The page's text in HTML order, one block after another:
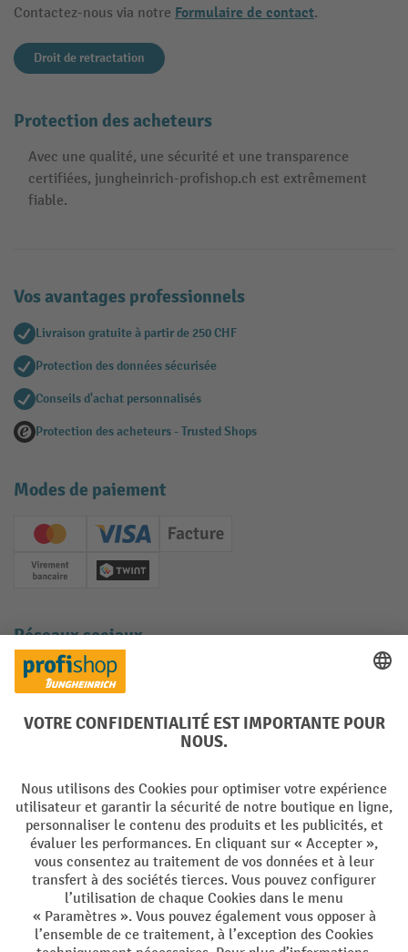
Contactez-nous via notre Formulaire de contact.
Droit de retractation
Protection des acheteurs
Avec une qualité, une sécurité et une transparence
certifiées, jungheinrich-profishop.ch est extrêmement
fiable.
Vos avantages professionnels
Livraison gratuite à partir de 250 CHF
Protection des données sécurisée
Conseils d'achat personnalisés
Protection des acheteurs - Trusted Shops
Modes de paiement
Creditcard (Master)Creditcard (Visa)
Facture
Paiement anticipé
Twint
Réseaux sociaux
Facebook
YouTube
LinkedInInstagram
Conditions générales de vente Mentions Légales
Protection des Données Politique de cookies
All prices excl. VAT plusshipping costsand possible delivery charges,